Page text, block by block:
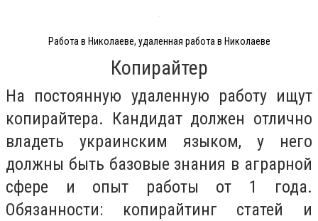
Работа в Николаеве, удаленная работа в Николаеве
Копирайтер
На постоянную удаленную работу ищут
копирайтера. Кандидат должен отлично
владеть украинским языком, у него
должны быть базовые знания в аграрной
сфере и опыт работы от 1 года.
Обязанности: копирайтинг статей и